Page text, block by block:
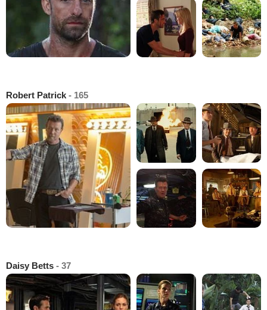
Robert Patrick - 165
Daisy Betts - 37